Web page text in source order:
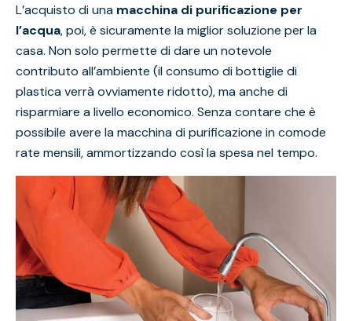
L’acquisto di una macchina di purificazione per
l’acqua, poi, è sicuramente la miglior soluzione per la
casa. Non solo permette di dare un notevole
contributo all’ambiente (il consumo di bottiglie di
plastica verrà ovviamente ridotto), ma anche di
risparmiare a livello economico. Senza contare che è
possibile avere la macchina di purificazione in comode
rate mensili, ammortizzando così la spesa nel tempo.